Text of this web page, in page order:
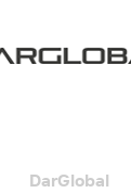
DarGlobal